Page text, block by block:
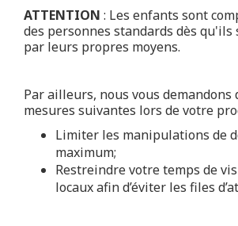
ATTENTION : Les enfants sont
des personnes standards dès qu'ils
par leurs propres moyens.
Par ailleurs, nous vous demandons
mesures suivantes lors de votre
Limiter les manipulations de
maximum;
Restreindre votre temps de
locaux afin d’éviter les files